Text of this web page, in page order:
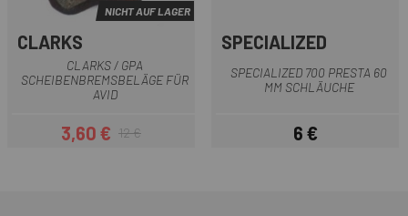
NICHT AUF LAGER
CLARKS
CLARKS / GPA
SCHEIBENBREMSBELÄGE FÜR
AVID
Preis
3,60 €Regulärer Preis
12 €
SPECIALIZED
SPECIALIZED 700 PRESTA 60
MM SCHLÄUCHE
Preis
6 €